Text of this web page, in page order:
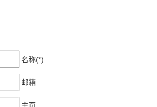
名称(*)
邮箱
主页